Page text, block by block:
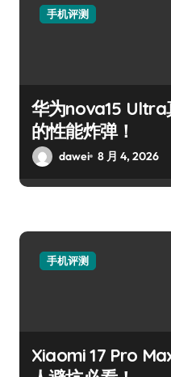
手机评测
华为nova15
的性能炸弹！
dawei 8 月 4, 2026
手机评测
Xiaomi 17 Pro